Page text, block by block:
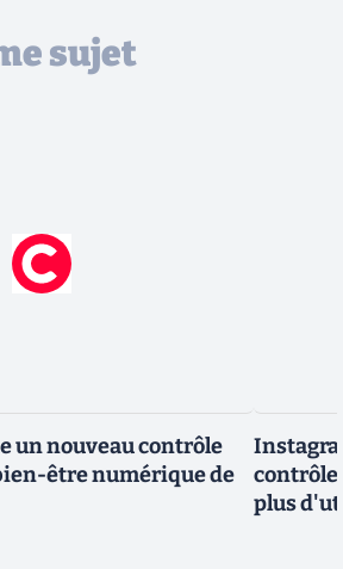
sujet
un nouveau contrôle
être numérique de
contrôle
plus